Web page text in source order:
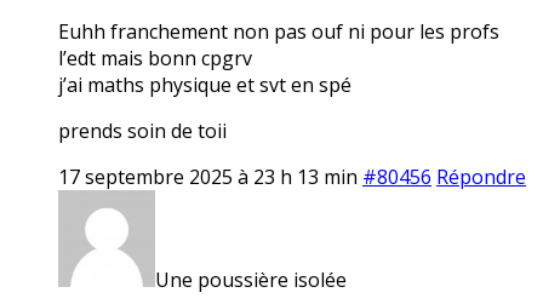
Euhh franchement non pas ouf ni pour les profs
l’edt mais bonn cpgrv
j’ai maths physique et svt en spé
prends soin de toii
17 septembre 2025 à 23 h 13 min #80456 Répondre
Une poussière isolée